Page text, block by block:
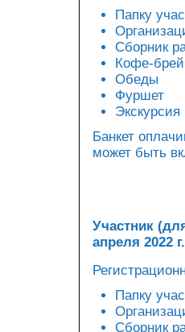
Папку
Сборник
Кофе-
Обеды
Фуршет
Экскурсия
Банкет
может быть
Участник
апреля 2022 г.
Папку
Сборник